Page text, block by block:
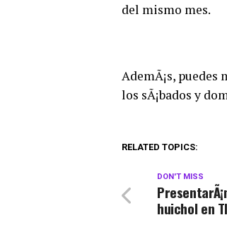
del mismo mes.
AdemÃ¡s,
los sÃ¡bados y
RELATED TOPICS:
DON'T MISS
huichol en